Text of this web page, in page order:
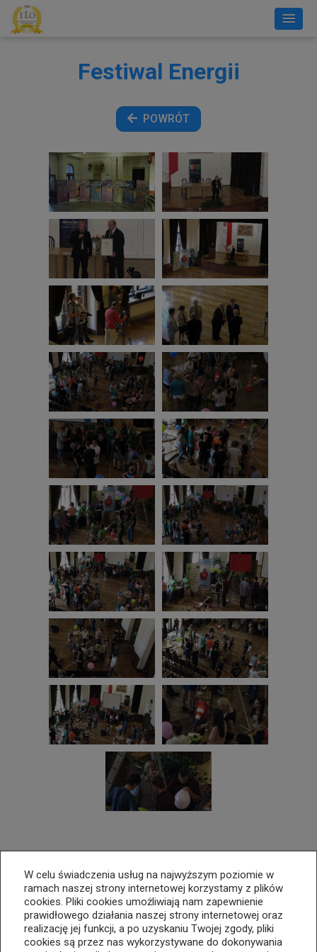
W celu świadczenia usług na najwyższym poziomie w
ramach naszej strony internetowej korzystamy z plików
cookies. Pliki cookies umożliwiają nam zapewnienie
prawidłowego działania naszej strony internetowej oraz
realizację jej funkcji, a po uzyskaniu Twojej zgody, pliki
cookies są przez nas wykorzystywane do dokonywania
Festiwal Energii
POWRÓT
33 812 25 74 kopernik@cuw.bielsko-biala.pl